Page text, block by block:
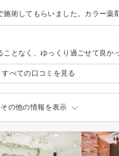
すべての口コミを見る
その他の情報を表示